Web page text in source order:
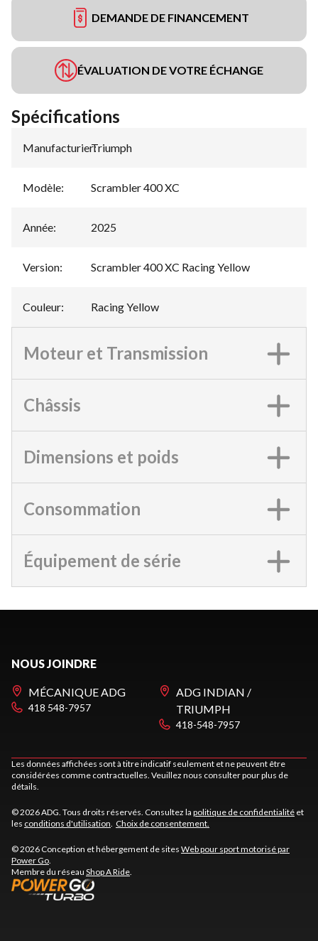
DEMANDE DE FINANCEMENT
ÉVALUATION DE VOTRE ÉCHANGE
Spécifications
Manufacturier:
Triumph
Modèle: Scrambler 400 XC
Année: 2025
Version: Scrambler 400 XC Racing Yellow
Couleur: Racing Yellow
Moteur et Transmission
Châssis
Dimensions et poids
Consommation
Équipement de série
NOUS JOINDRE
MÉCANIQUE ADG
418 548-7957
ADG INDIAN /
TRIUMPH
418-548-7957
Les données affichées sont à titre indicatif seulement et ne peuvent être
considérées comme contractuelles. Veuillez nous consulter pour plus de
détails.
© 2026 ADG. Tous droits réservés. Consultez la politique de confidentialité et
les conditions d'utilisation. Choix de consentement.
© 2026 Conception et hébergement de sites Web pour sport motorisé par
Power Go.
Membre du réseau Shop A Ride.